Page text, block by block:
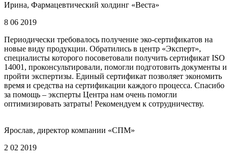
Ирина, Фармацевтический холдинг «Веста»
8 06 2019
Периодически требовалось получение эко-сертификатов на
новые виду продукции. Обратились в центр «Эксперт»,
специалисты которого посоветовали получить сертификат ISO
14001, проконсультировали, помогли подготовить документы и
пройти экспертизы. Единый сертификат позволяет экономить
время и средства на сертификации каждого процесса. Спасибо
за помощь – эксперты Центра нам очень помогли
оптимизировать затраты! Рекомендуем к сотрудничеству.
Ярослав, директор компании «СПМ»
2 02 2019